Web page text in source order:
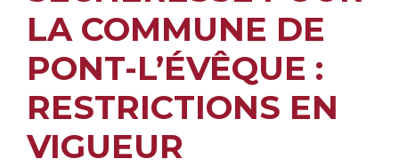
LA COMMUNE DE
PONT-L’ÉVÊQUE :
RESTRICTIONS EN
VIGUEUR